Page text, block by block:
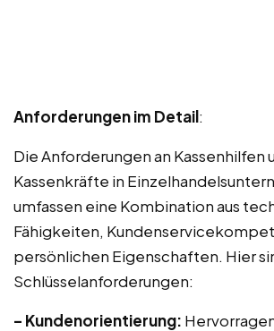
Anforderungen im Detail:
Die Anforderungen an Kassenhilfen
Kassenkräfte in
umfassen eine Kombination aus
Fähigkeiten,
persönlichen Eigenschaften. Hier
Schlüsselanforderungen:
– Kundenorientierung: